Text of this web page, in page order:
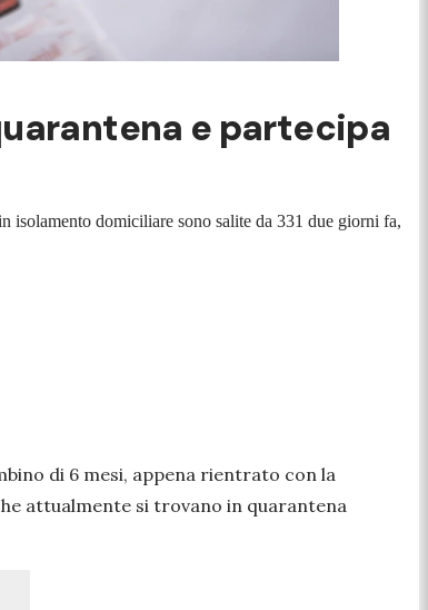
e partecipa
isolamento domiciliare sono salite da 331 due giorni fa,
di 6 mesi, appena rientrato con la
attualmente si trovano in quarantena